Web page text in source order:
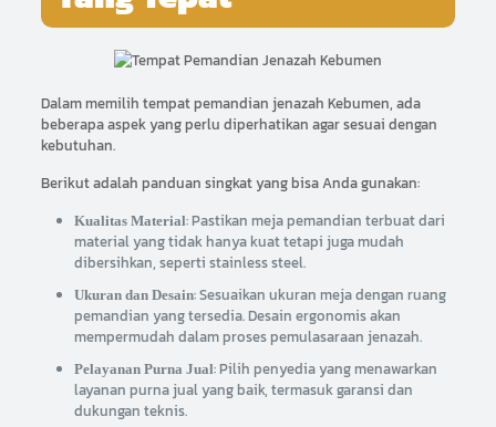
Dalam memilih tempat pemandian jenazah Kebumen, ada
beberapa aspek yang perlu diperhatikan agar sesuai dengan
kebutuhan.
Berikut adalah panduan singkat yang bisa Anda gunakan:
Kualitas Material: Pastikan meja pemandian terbuat dari
material yang tidak hanya kuat tetapi juga mudah
dibersihkan, seperti stainless steel.
Ukuran dan Desain: Sesuaikan ukuran meja dengan ruang
pemandian yang tersedia. Desain ergonomis akan
mempermudah dalam proses pemulasaraan jenazah.
Pelayanan Purna Jual: Pilih penyedia yang menawarkan
layanan purna jual yang baik, termasuk garansi dan
dukungan teknis.